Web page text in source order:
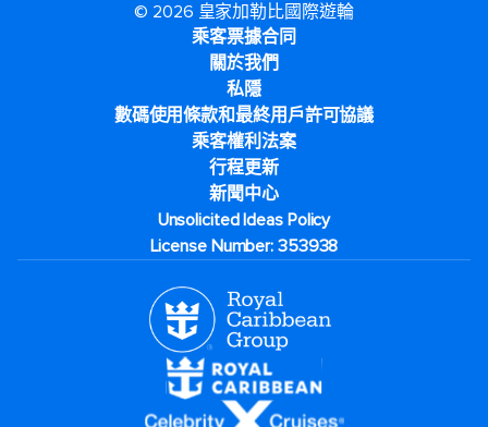
© 2026 皇家加勒比國際遊輪
乘客票據合同
關於我們
私隱
數碼使用條款和最終用戶許可協議
乘客權利法案
行程更新
新聞中心
Unsolicited Ideas Policy
License Number: 353938